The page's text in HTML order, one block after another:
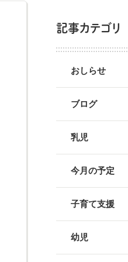
記事カテゴリ
おしらせ
ブログ
乳児
今月の予定
子育て支援
幼児